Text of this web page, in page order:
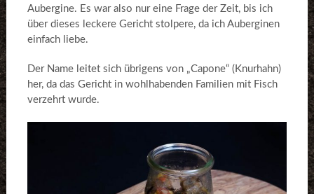
Aubergine. Es war also nur eine Frage der Zeit, bis ich
über dieses leckere Gericht stolpere, da ich Auberginen
einfach liebe.
Der Name leitet sich übrigens von „Capone“ (Knurhahn)
her, da das Gericht in wohlhabenden Familien mit Fisch
verzehrt wurde.